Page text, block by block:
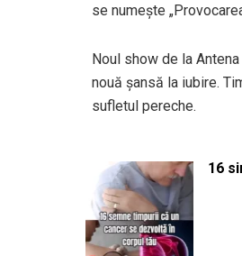
se numește
Noul show de la
nouă șansă la iubire.
sufletul pereche.
16